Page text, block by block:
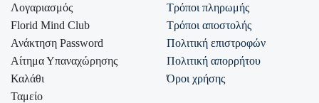
Λογαριασμός
Florid Mind Club
Ανάκτηση Password
Αίτημα Υπαναχώρησης
Καλάθι
Ταμείο
Τρόποι πληρωμής
Τρόποι αποστολής
Πολιτική επιστροφών
Πολιτική απορρήτου
Όροι χρήσης